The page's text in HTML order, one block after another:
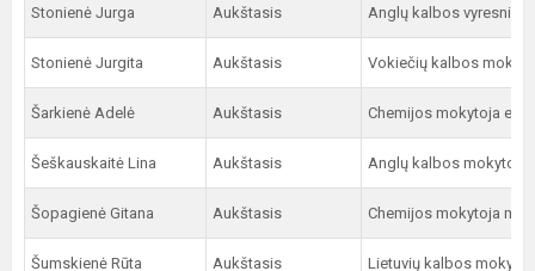
Stonienė Jurga Aukštasis Anglų kalbos vyresnioji
Stonienė Jurgita Aukštasis Vokiečių kalbos
Šarkienė Adelė Aukštasis Chemijos mokytoja
Šeškauskaitė Lina Aukštasis Anglų kalbos mokytoja
Šopagienė Gitana Aukštasis Chemijos mokytoja
Šumskienė Rūta Aukštasis Lietuvių kalbos